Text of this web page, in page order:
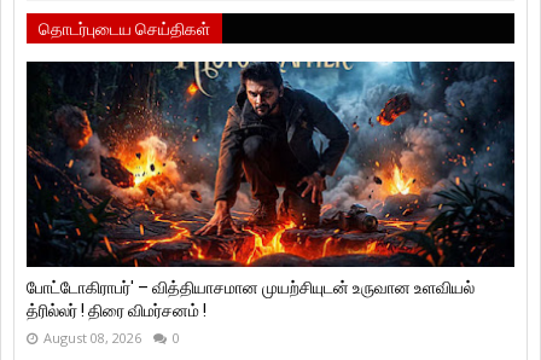
தொடர்புடைய செய்திகள்
போட்டோகிராபர்' – வித்தியாசமான முயற்சியுடன் உருவான உளவியல்
த்ரில்லர் ! திரை விமர்சனம் !
August 08, 2026 0